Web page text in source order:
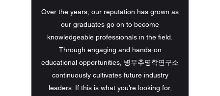
Over the years, our reputation has grown as
our graduates go on to become
knowledgeable professionals in the field.
Through engaging and hands-on
educational opportunities, 병무추명학연구소
continuously cultivates future industry
leaders. If this is what you’re looking for,